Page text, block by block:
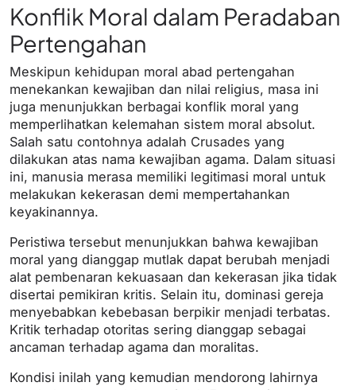
Konflik Moral dalam Peradaban
Pertengahan
Meskipun kehidupan moral abad pertengahan
menekankan kewajiban dan nilai religius, masa ini
juga menunjukkan berbagai konflik moral yang
memperlihatkan kelemahan sistem moral absolut.
Salah satu contohnya adalah Crusades yang
dilakukan atas nama kewajiban agama. Dalam situasi
ini, manusia merasa memiliki legitimasi moral untuk
melakukan kekerasan demi mempertahankan
keyakinannya.
Peristiwa tersebut menunjukkan bahwa kewajiban
moral yang dianggap mutlak dapat berubah menjadi
alat pembenaran kekuasaan dan kekerasan jika tidak
disertai pemikiran kritis. Selain itu, dominasi gereja
menyebabkan kebebasan berpikir menjadi terbatas.
Kritik terhadap otoritas sering dianggap sebagai
ancaman terhadap agama dan moralitas.
Kondisi inilah yang kemudian mendorong lahirnya